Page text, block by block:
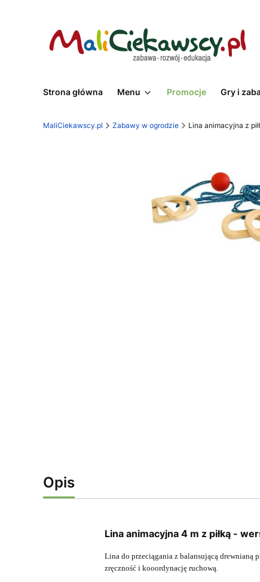
Strona główna Menu Promocje Gry i
MaliCiekawscy.pl Zabawy w ogrodzie Lina animacyjna z
Opis
Lina animacyjna 4 m z piłką -
Lina do przeciągania z balansującą drewnianą
zręczność i kooordynację ruchową.